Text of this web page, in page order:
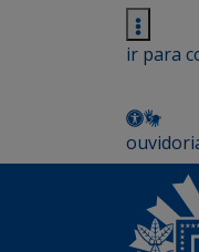
ir para